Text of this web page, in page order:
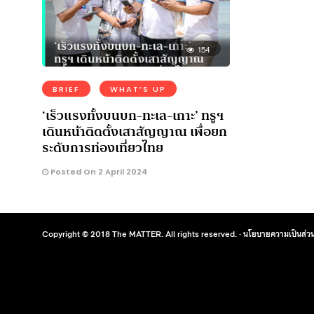
154
BRIEF WHAT’S UP
‘เร็วแรงทั้งบนบก-ทะเล-เกาะ’ ทรูฯ
เดินหน้าติดตั้งเสาสัญญาณ เพื่อยก
ระดับการท่องเที่ยวไทย
Posted On 2 April 2024
Copyright © 2018 The MATTER. All rights reserved. ·นโยบายความเป็นส่ว